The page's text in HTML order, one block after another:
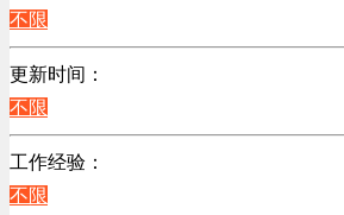
江苏
陕西
辽宁
上海
计算机硬件类
销售管理类
计算机软件类
贸易/物流/仓储/采购类
客服及凯发娱乐网址的技术支持类
高级管理类
不限
更新时间：
不限
工作经验：
不限